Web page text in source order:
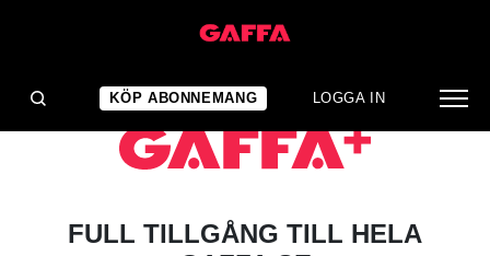
KÖP ABONNEMANG LOGGA IN
FULL TILLGÅNG TILL HELA